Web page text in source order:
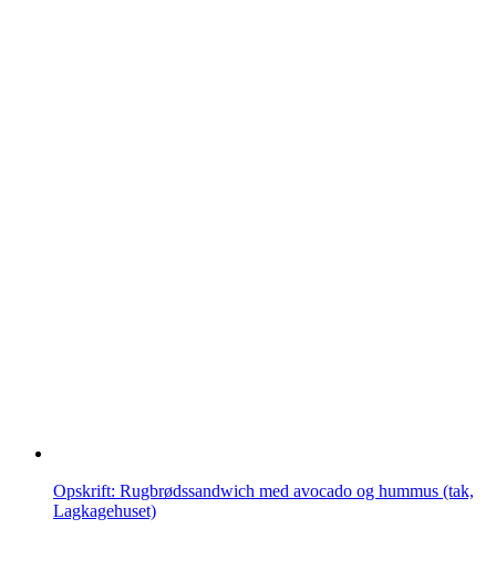
Opskrift: Rugbrødssandwich med avocado og hummus (tak,
Lagkagehuset)